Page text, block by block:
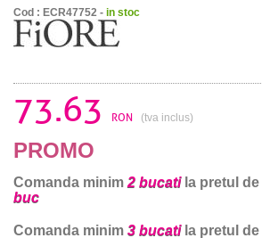
Cod : ECR47752 - in stoc
73.63 RON (tva inclus)
PROMO
Comanda minim 2 bucatila pretul de
buc
Comanda minim 3 bucatila pretul de